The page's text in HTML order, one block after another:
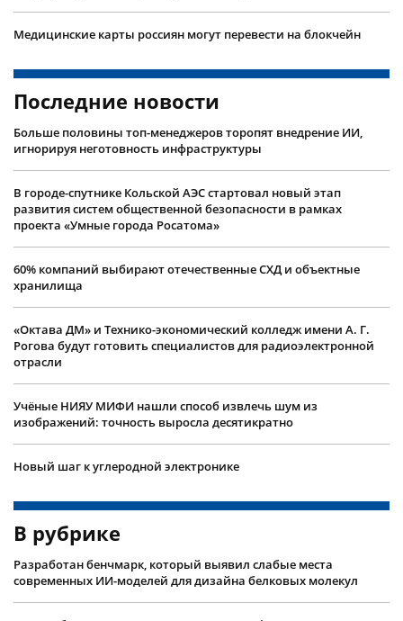
Медицинские карты россиян могут перевести на блокчейн
Последние новости
Больше половины топ-менеджеров торопят внедрение ИИ,
игнорируя неготовность инфраструктуры
В городе-спутнике Кольской АЭС стартовал новый этап
развития систем общественной безопасности в рамках
проекта «Умные города Росатома»
60% компаний выбирают отечественные СХД и объектные
хранилища
«Октава ДМ» и Технико-экономический колледж имени А. Г.
Рогова будут готовить специалистов для радиоэлектронной
отрасли
Учëные НИЯУ МИФИ нашли способ извлечь шум из
изображений: точность выросла десятикратно
Новый шаг к углеродной электронике
В рубрике
Разработан бенчмарк, который выявил слабые места
современных ИИ-моделей для дизайна белковых молекул